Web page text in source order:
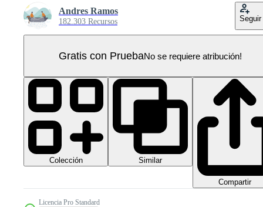
Andres Ramos
182.303 Recursos Seguir
Gratis con PruebaNo se requiere atribución!
Colección Similar
Compartir
Licencia Pro Standard